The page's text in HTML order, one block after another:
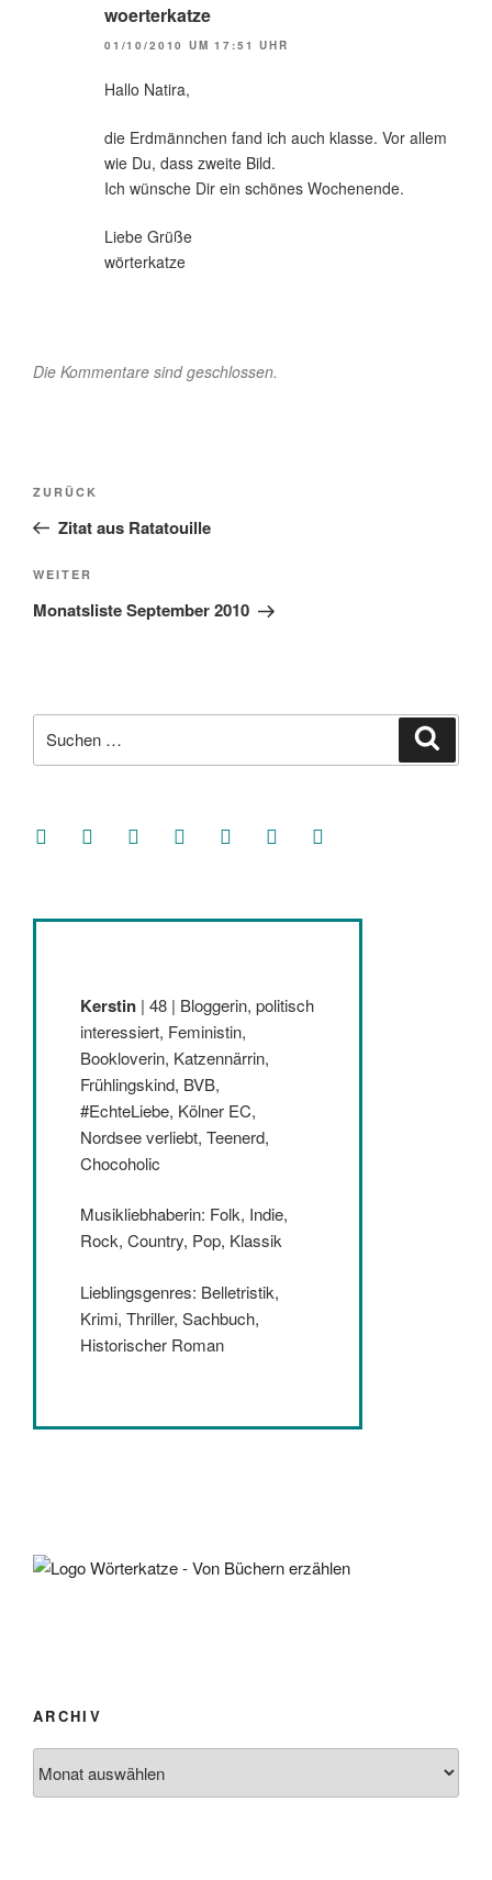
woerterkatze
01/10/2010 UM 17:51 UHR
Hallo Natira,
die Erdmännchen fand ich auch klasse. Vor allem
wie Du, dass zweite Bild.
Ich wünsche Dir ein schönes Wochenende.
Liebe Grüße
wörterkatze
Die Kommentare sind geschlossen.
Beitragsnavigation
Vorheriger
Beitrag
ZURÜCK
Zitat aus Ratatouille
Nächster
Beitrag
WEITER
Monatsliste September 2010
nach:
facebooksoundcloud
twitter mastodoninstagramthreads goodreads
Kerstin | 48 | Bloggerin, politisch
interessiert, Feministin,
Bookloverin, Katzennärrin,
Frühlingskind, BVB,
#EchteLiebe, Kölner EC,
Nordsee verliebt, Teenerd,
Chocoholic
Musikliebhaberin: Folk, Indie,
Rock, Country, Pop, Klassik
Lieblingsgenres: Belletristik,
Krimi, Thriller, Sachbuch,
Historischer Roman
ARCHIV